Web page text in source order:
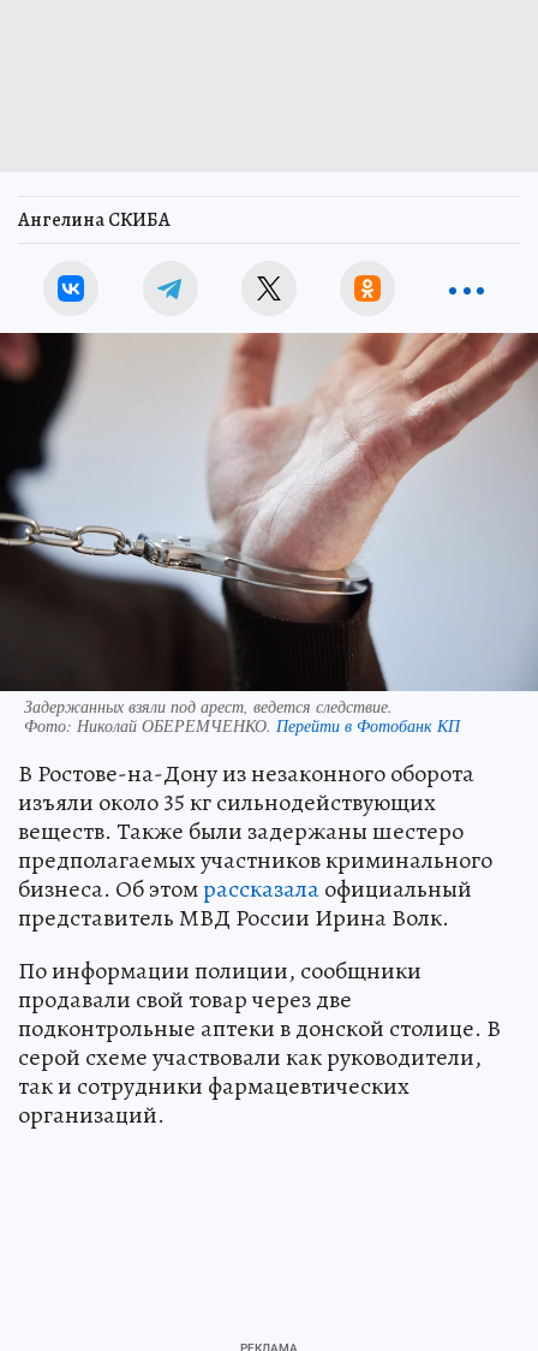
Ангелина СКИБА
Задержанных взяли под арест, ведется следствие.
Фото: Николай ОБЕРЕМЧЕНКО. Перейти в Фотобанк КП
В Ростове-на-Дону из незаконного оборота
изъяли около 35 кг сильнодействующих
веществ. Также были задержаны шестеро
предполагаемых участников криминального
бизнеса. Об этомрассказалаофициальный
представитель МВД России Ирина Волк.
По информации полиции, сообщники
продавали свой товар через две
подконтрольные аптеки в донской столице. В
серой схеме участвовали как руководители,
так и сотрудники фармацевтических
организаций.